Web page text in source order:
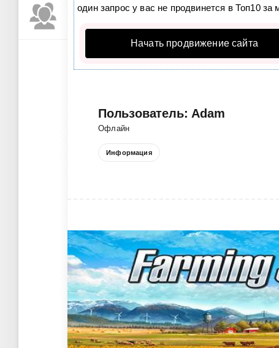
один запрос у вас не продвинется в Топ10 за
Начать продвижение сайта
Пользователь: Adam
Офлайн
Информация